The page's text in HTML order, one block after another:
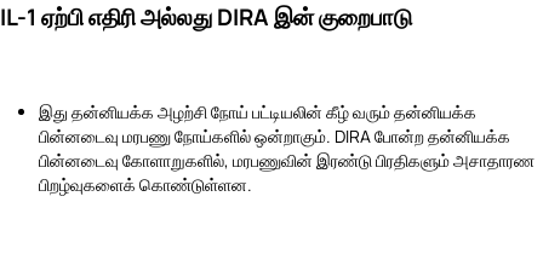
IL-1 ஏற்பி எதிரி அல்லது DIRA இன் குறைபாடு
இது தன்னியக்க அழற்சி நோய் பட்டியலின் கீழ் வரும் தன்னியக்க
பின்னடைவு மரபணு நோய்களில் ஒன்றாகும். DIRA போன்ற தன்னியக்க
பின்னடைவு கோளாறுகளில், மரபணுவின் இரண்டு பிரதிகளும் அசாதாரண
பிறழ்வுகளைக் கொண்டுள்ளன.